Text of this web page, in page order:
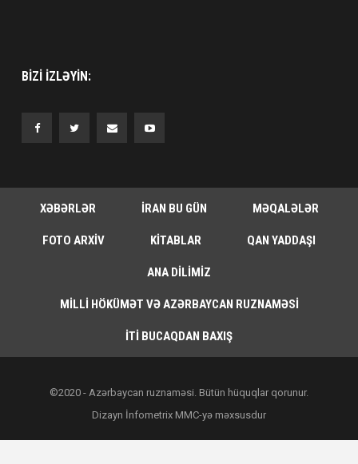
BIZI IZLƏYIN:
XƏBƏRLƏR İRAN BU GÜN MƏQALƏLƏR
FOTO ARXIV KITABLAR QAN YADDAŞI
ANA DILIMIZ
MILLI HÖKÜMƏT VƏ AZƏRBAYCAN RUZNAMƏSI
İTI BUCAQDAN BAXIŞ
©2020 - Azərbaycan ruznaməsi. Bütün hüquqlar qorunur.
Dizayn İnfometrix MMC-yə məxsusdur